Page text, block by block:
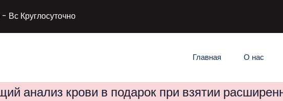
Вс Круглосуточно
Главная О нас
анализ крови в подарок при взятии